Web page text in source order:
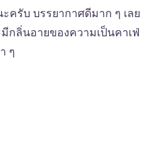
ครับ บรรยากาศดีมาก ๆ เลย
กลิ่นอายของความเป็นคาเฟ่
ๆ